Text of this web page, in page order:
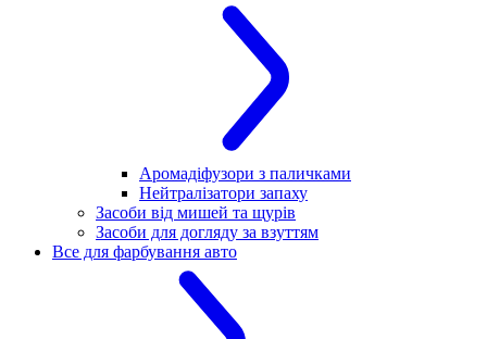
Аромадіфузори з паличками
Нейтралізатори запаху
Засоби від мишей та щурів
Засоби для догляду за взуттям
Все для фарбування авто